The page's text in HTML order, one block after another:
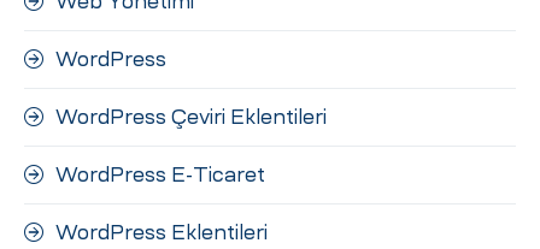
WordPress
WordPress Çeviri Eklentileri
WordPress E-Ticaret
WordPress Eklentileri